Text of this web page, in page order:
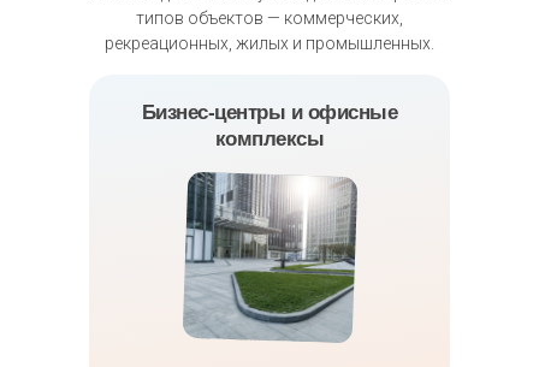
Бизнес-центры и офисные
комплексы
типов объектов — коммерческих,
рекреационных, жилых и промышленных.